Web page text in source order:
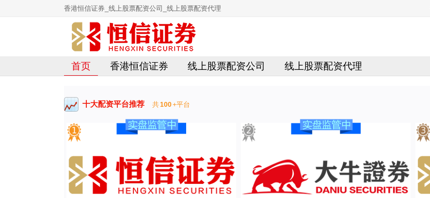
香港恒信证券_线上股票配资公司_线上股票配资代理
首页 香港恒信证券 线上股票配资公司 线上股票配资代理
十大配资平台推荐 共100+平台